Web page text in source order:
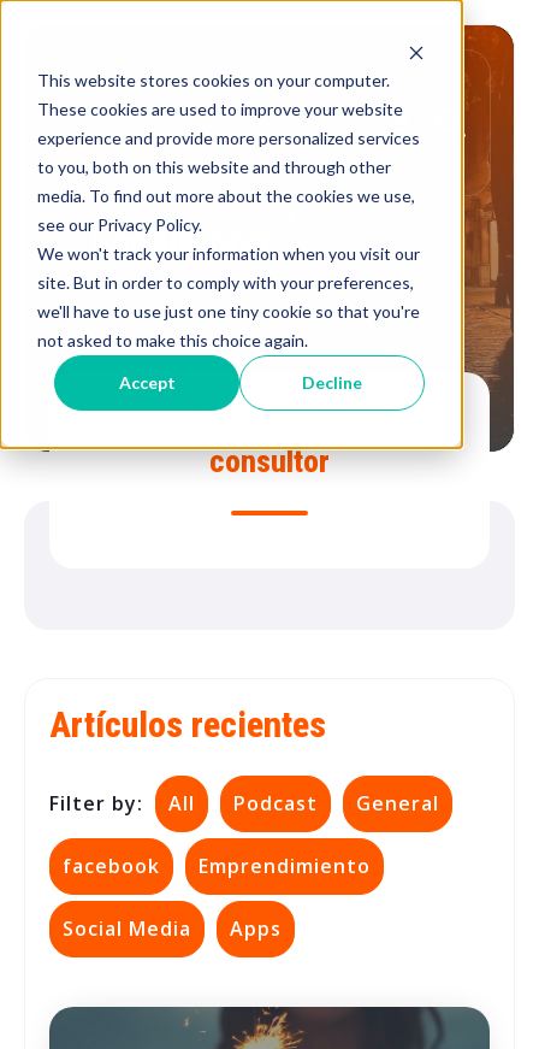
This website stores cookies on your computer.
These cookies are used to improve your website
experience and provide more personalized services
to you, both on this website and through other
media. To find out more about the cookies we use,
see our Privacy Policy.
We won't track your information when you visit our
site. But in order to comply with your preferences,
we'll have to use just one tiny cookie so that you're
not asked to make this choice again.
Accept Decline
Escala conMarketing
Mindset para
consultor
Artículos recientes
Filter by: All Podcast General
facebook Emprendimiento
Social Media Apps